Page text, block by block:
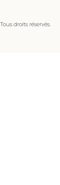
droits réservés.